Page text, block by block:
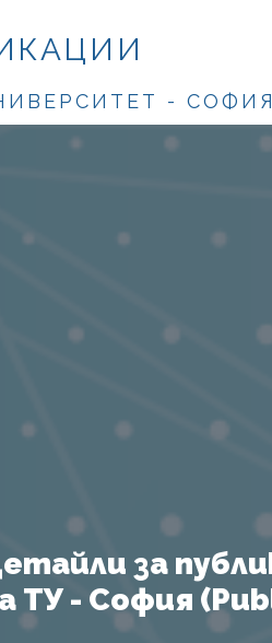
-
за
ТУ - София